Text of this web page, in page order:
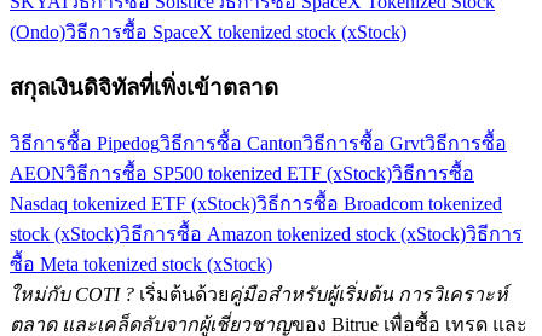
(Ondo)วิธีการซื้อ SpaceX tokenized stock (xStock)
สกุลเงินดิจิทัลที่เพิ่งเข้าตลาด
วิธีการซื้อ Pipedogวิธีการซื้อ Cantonวิธีการซื้อ Grvtวิธีการซื้อ
AEONวิธีการซื้อ SP500 tokenized ETF (xStock)วิธีการซื้อ
Nasdaq tokenized ETF (xStock)วิธีการซื้อ Broadcom tokenized
stock (xStock)วิธีการซื้อ Amazon tokenized stock (xStock)วิธีการ
ซื้อ Meta tokenized stock (xStock)
ใหม่กับ COTI ? เริ่มต้นด้วยคู่มือสำหรับผู้เริ่มต้น การวิเคราะห์
ตลาด และเคล็ดลับจากผู้เชี่ยวชาญของ Bitrue เพื่อซื้อ เทรด และ